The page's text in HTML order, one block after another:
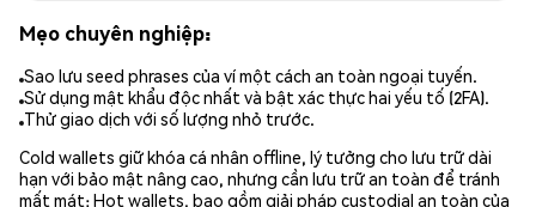
Mẹo chuyên nghiệp:
Sao lưu seed phrases của ví một cách an toàn ngoại tuyến.
Sử dụng mật khẩu độc nhất và bật xác thực hai yếu tố (2FA).
Thử giao dịch với số lượng nhỏ trước.
Cold wallets giữ khóa cá nhân offline, lý tưởng cho lưu trữ dài
hạn với bảo mật nâng cao, nhưng cần lưu trữ an toàn để tránh
mất mát; Hot wallets, bao gồm giải pháp custodial an toàn của